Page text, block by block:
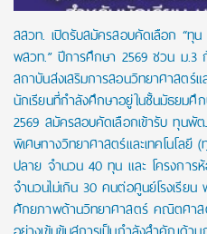
สสวท. เปิดรับสมัครสอบคัดเลือก “ทุน
พสวท.” ปีการศึกษา 2569 ชวน ม.3
สถาบันส่งเสริมการสอนวิทยาศาสตร์แ
นักเรียนที่กำลังศึกษาอยู่ในชั้นมัธยมศึ
2569 สมัครสอบคัดเลือกเข้ารับ ทุนพั
พิเศษทางวิทยาศาสตร์และเทคโนโล
ปลาย จำนวน 40 ทุน และ โครงการ
จำนวนไม่เกิน 30 คนต่อศูนย์โรงเรียน
ศักยภาพด้านวิทยาศาสตร์ คณิตศาส